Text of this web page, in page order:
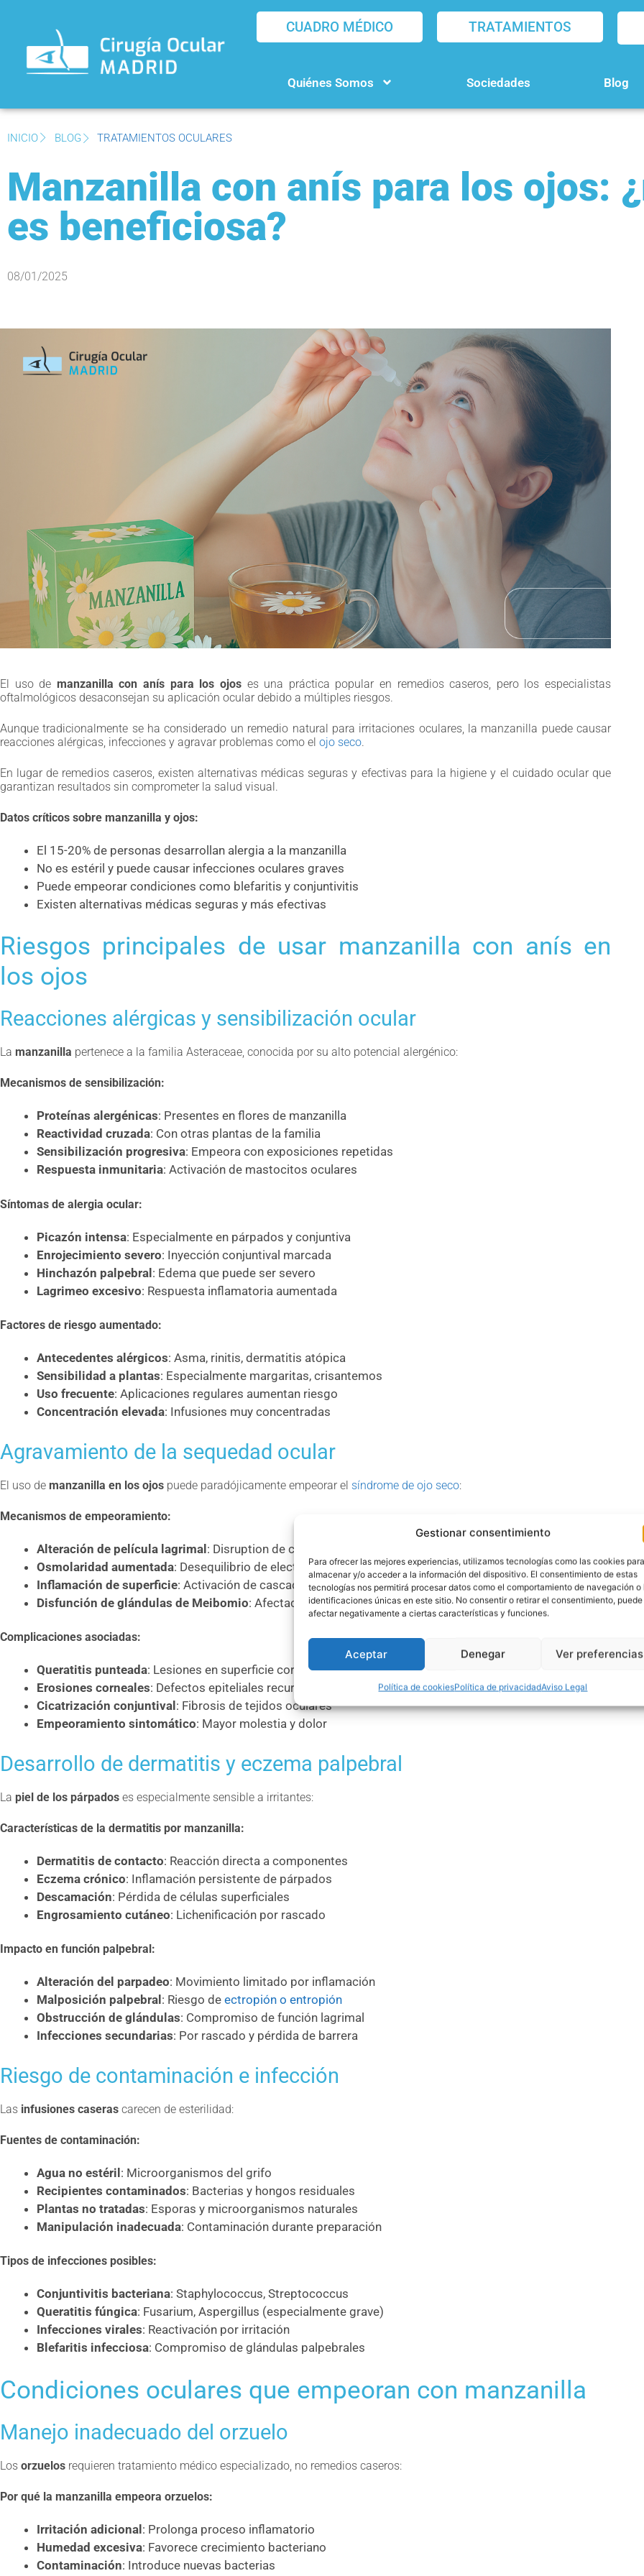
Gestionar consentimiento
Para ofrecer las mejores experiencias, utilizamos tecnologías como las cookies para
almacenar y/o acceder a la información del dispositivo. El consentimiento de estas
tecnologías nos permitirá procesar datos como el comportamiento de navegación o
identificaciones únicas en este sitio. No consentir o retirar el consentimiento, puede
afectar negativamente a ciertas características y funciones.
Aceptar Denegar Ver preferencias
Política de cookiesPolítica de privacidadAviso Legal
CUADRO MÉDICO TRATAMIENTOS
Quiénes Somos Sociedades Blog
INICIO BLOG TRATAMIENTOS OCULARES
Manzanilla con anís para los ojos:
es beneficiosa?
08/01/2025
El uso de manzanilla con anís para los ojoses una práctica popular en remedios caseros, pero los especialistas
oftalmológicos desaconsejan su aplicación ocular debido a múltiples riesgos.
Aunque tradicionalmente se ha considerado un remedio natural para irritaciones oculares, la manzanilla puede causar
reacciones alérgicas, infecciones y agravar problemas como el ojo seco.
En lugar de remedios caseros, existen alternativas médicas seguras y efectivas para la higiene y el cuidado ocular que
garantizan resultados sin comprometer la salud visual.
Datos críticos sobre manzanilla y ojos:
El 15-20% de personas desarrollan alergia a la manzanilla
No es estéril y puede causar infecciones oculares graves
Puede empeorar condiciones como blefaritis y conjuntivitis
Existen alternativas médicas seguras y más efectivas
Riesgos principales de usar manzanilla con anís en
los ojos
Reacciones alérgicas y sensibilización ocular
La manzanilla pertenece a la familia Asteraceae, conocida por su alto potencial alergénico:
Mecanismos de sensibilización:
Proteínas alergénicas: Presentes en flores de manzanilla
Reactividad cruzada: Con otras plantas de la familia
Sensibilización progresiva: Empeora con exposiciones repetidas
Respuesta inmunitaria: Activación de mastocitos oculares
Síntomas de alergia ocular:
Picazón intensa: Especialmente en párpados y conjuntiva
Enrojecimiento severo: Inyección conjuntival marcada
Hinchazón palpebral: Edema que puede ser severo
Lagrimeo excesivo: Respuesta inflamatoria aumentada
Factores de riesgo aumentado:
Antecedentes alérgicos: Asma, rinitis, dermatitis atópica
Sensibilidad a plantas: Especialmente margaritas, crisantemos
Uso frecuente: Aplicaciones regulares aumentan riesgo
Concentración elevada: Infusiones muy concentradas
Agravamiento de la sequedad ocular
El uso de manzanilla en los ojos puede paradójicamente empeorar el síndrome de ojo seco:
Mecanismos de empeoramiento:
Alteración de película lagrimal: Disruption de capa lipídica
Osmolaridad aumentada: Desequilibrio de electrolitos lagrimales
Inflamación de superficie: Activación de cascadas inflamatorias
Disfunción de glándulas de Meibomio: Afectación de producción grasa
Complicaciones asociadas:
Queratitis punteada: Lesiones en superficie corneal
Erosiones corneales: Defectos epiteliales recurrentes
Cicatrización conjuntival : Fibrosis de tejidos oculares
Empeoramiento sintomático: Mayor molestia y dolor
Desarrollo de dermatitis y eczema palpebral
La piel de los párpados es especialmente sensible a irritantes:
Características de la dermatitis por manzanilla:
Dermatitis de contacto: Reacción directa a componentes
Eczema crónico: Inflamación persistente de párpados
Descamación: Pérdida de células superficiales
Engrosamiento cutáneo: Lichenificación por rascado
Impacto en función palpebral:
Alteración del parpadeo: Movimiento limitado por inflamación
Malposición palpebral : Riesgo de ectropión o entropión
Obstrucción de glándulas: Compromiso de función lagrimal
Infecciones secundarias: Por rascado y pérdida de barrera
Riesgo de contaminación e infección
Las infusiones caseras carecen de esterilidad:
Fuentes de contaminación:
Agua no estéril: Microorganismos del grifo
Recipientes contaminados: Bacterias y hongos residuales
Plantas no tratadas: Esporas y microorganismos naturales
Manipulación inadecuada: Contaminación durante preparación
Tipos de infecciones posibles:
Conjuntivitis bacteriana: Staphylococcus, Streptococcus
Queratitis fúngica: Fusarium, Aspergillus (especialmente grave)
Infecciones virales: Reactivación por irritación
Blefaritis infecciosa: Compromiso de glándulas palpebrales
Condiciones oculares que empeoran con manzanilla
Manejo inadecuado del orzuelo
Los orzuelos requieren tratamiento médico especializado, no remedios caseros:
Por qué la manzanilla empeora orzuelos:
Irritación adicional: Prolonga proceso inflamatorio
Humedad excesiva: Favorece crecimiento bacteriano
Contaminación: Introduce nuevas bacterias